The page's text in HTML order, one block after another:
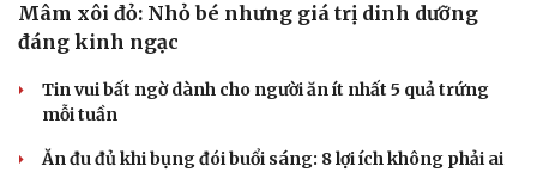
Mâm xôi đỏ: Nhỏ bé nhưng giá trị dinh dưỡng
đáng kinh ngạc
Tin vui bất ngờ dành cho người ăn ít nhất 5 quả trứng
mỗi tuần
Ăn đu đủ khi bụng đói buổi sáng: 8 lợi ích không phải ai